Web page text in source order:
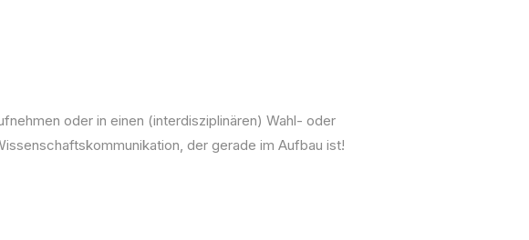
oder in einen (interdisziplinären) Wahl- oder
der gerade im Aufbau ist!